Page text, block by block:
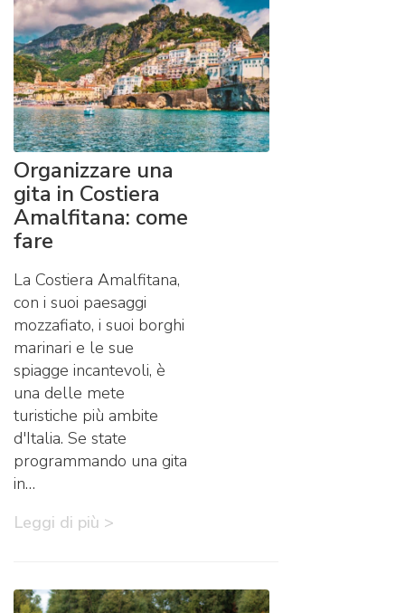
Organizzare una
gita in Costiera
Amalfitana: come
fare
La Costiera Amalfitana,
con i suoi paesaggi
mozzafiato, i suoi borghi
marinari e le sue
spiagge incantevoli, è
una delle mete
turistiche più ambite
d'Italia. Se state
programmando una gita
in…
Leggi di più >